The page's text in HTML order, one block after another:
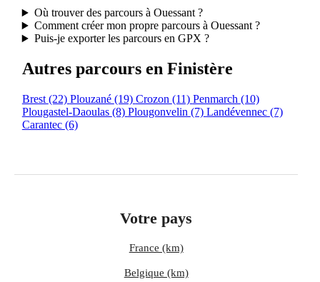
Où trouver des parcours à Ouessant ?
Comment créer mon propre parcours à Ouessant ?
Puis-je exporter les parcours en GPX ?
Autres parcours en Finistère
Brest (22) Plouzané (19) Crozon (11) Penmarch (10)
Plougastel-Daoulas (8) Plougonvelin (7) Landévennec (7)
Carantec (6)
Votre pays
France (km)
Belgique (km)